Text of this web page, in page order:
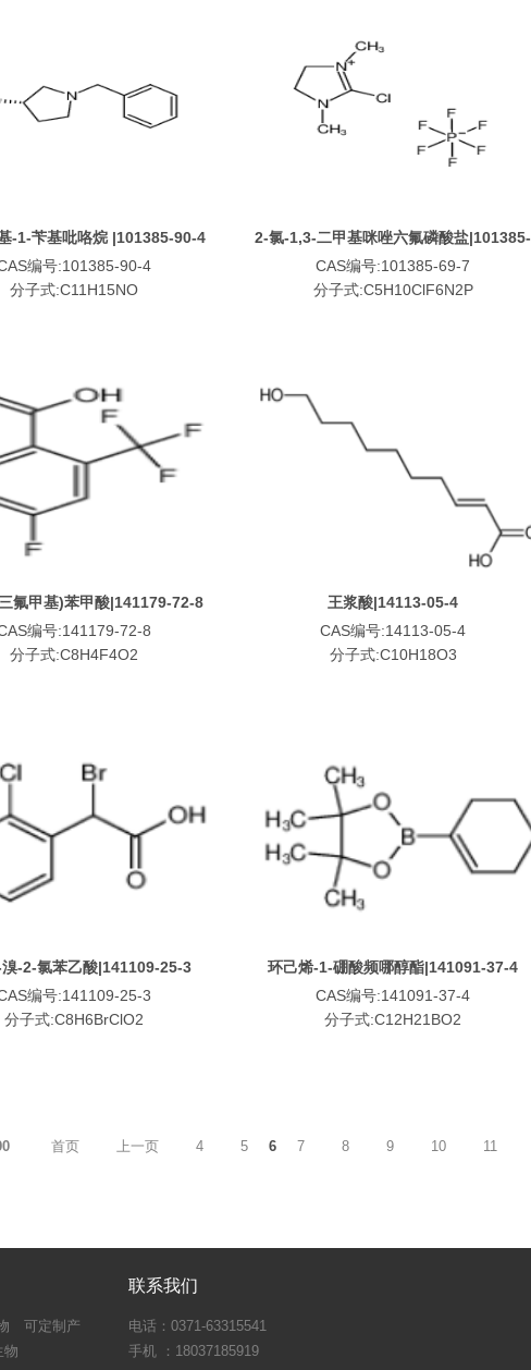
-1-苄基吡咯烷 |101385-90-4
编号:101385-90-4
分子式:C11H15NO
2-氯-1,3-二甲基咪唑六氟磷酸盐|101385-
69-7
CAS编号:101385-69-7
分子式:C5H10ClF6N2P
氟甲基)苯甲酸|141179-72-8
编号:141179-72-8
分子式:C8H4F4O2
王浆酸|14113-05-4
CAS编号:14113-05-4
分子式:C10H18O3
-2-氯苯乙酸|141109-25-3
编号:141109-25-3
分子式:C8H6BrClO2
环己烯-1-硼酸频哪醇酯|141091-37-4
CAS编号:141091-37-4
分子式:C12H21BO2
首页 上一页 4 5 6 7 8 9 10 11
可定制产
物
联系我们
电话：0371-63315541
手机 ：18037185919